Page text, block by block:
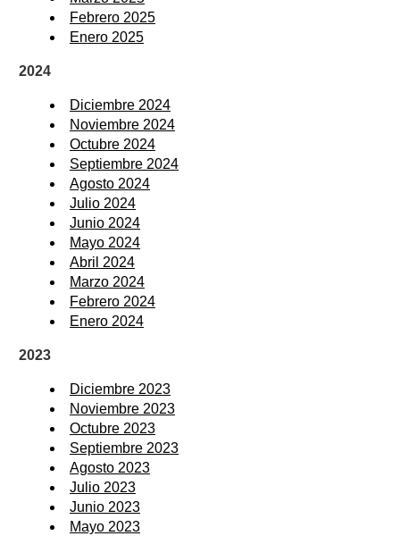
Febrero 2025
Enero 2025
2024
Diciembre 2024
Noviembre 2024
Octubre 2024
Septiembre 2024
Agosto 2024
Julio 2024
Junio 2024
Mayo 2024
Abril 2024
Marzo 2024
Febrero 2024
Enero 2024
2023
Diciembre 2023
Noviembre 2023
Octubre 2023
Septiembre 2023
Agosto 2023
Julio 2023
Junio 2023
Mayo 2023